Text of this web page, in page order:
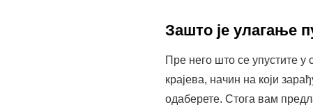
Зашто је улагање
Пре него што се упустите у
крајева, начин на који
одаберете. Стога вам